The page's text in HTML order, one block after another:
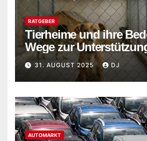
RATGEBER
Tierheime und ihre
Wege zur
31. AUGUST 2025 DJ
AUTOMARKT